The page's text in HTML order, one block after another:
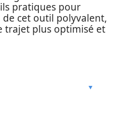
pratiques pour
de cet outil polyvalent,
trajet plus optimisé et